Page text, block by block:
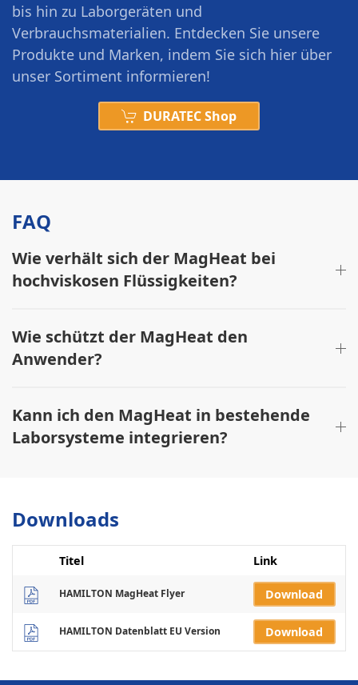
bis hin zu Laborgeräten und
Verbrauchsmaterialien. Entdecken Sie unsere
Produkte und Marken, indem Sie sich hier über
unser Sortiment informieren!
DURATEC Shop
FAQ
Wie verhält sich der MagHeat bei
hochviskosen Flüssigkeiten?
Wie schützt der MagHeat den
Anwender?
Kann ich den MagHeat in bestehende
Laborsysteme integrieren?
Downloads
Titel Link
HAMILTON MagHeat Flyer Download
HAMILTON Datenblatt EU Version Download